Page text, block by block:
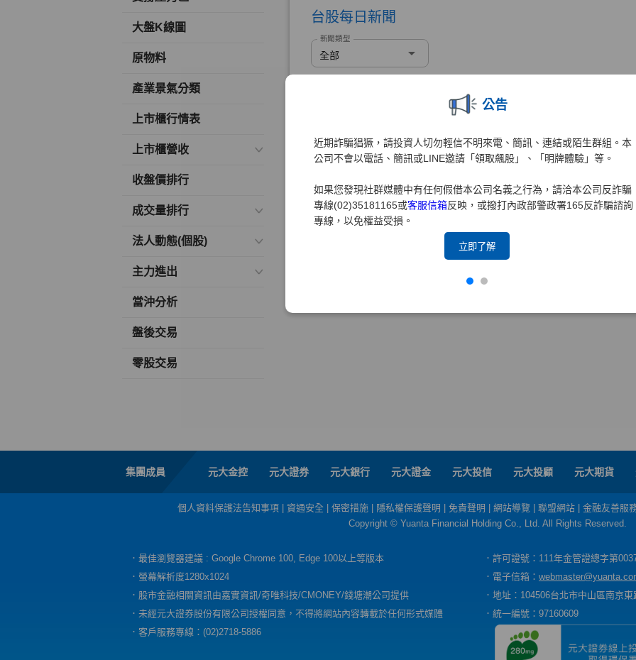
公告
近期詐騙猖獗，請投資人切勿輕信不明來電、簡訊、連結或陌生群組。本
公司不會以電話、簡訊或LINE邀請「領取飆股」、「明牌體驗」等。
如果您發現社群媒體中有任何假借本公司名義之行為，請洽本公司反詐騙
專線(02)35181165或客服信箱反映，或撥打內政部警政署165反詐騙諮詢
專線，以免權益受損。
立即了解
大盤K線圖
原物料
產業景氣分類
上市櫃行情表
上市櫃營收
收盤價排行
成交量排行
法人動態(個股)
主力進出
當沖分析
盤後交易
零股交易
集團成員 元大金控 元大證券 元大銀行 元大證金 元大投信 元大投顧 元大期貨
個人資料保護法告知事項 資通安全 保密措施 隱私權保護聲明 免責聲明 網站導覽 聯盟網站
金融友善服
Copyright © Yuanta Financial Holding Co., Ltd. All Rights Reserved.
．最佳瀏覽器建議 : Google Chrome 100, Edge 100以上等版本
．許可證號：111年金管證總字第
．螢幕解析度1280x1024
．電子信箱：
．股市金融相關資訊由嘉實資訊/奇唯科技/CMONEY/錢塘潮公司提供
．地址：104506台北市中山區南京
．未經元大證券股份有限公司授權同意，不得將網站內容轉載於任何形式媒體
．統一編號：97160609
．客戶服務專線：(02)2718-5886